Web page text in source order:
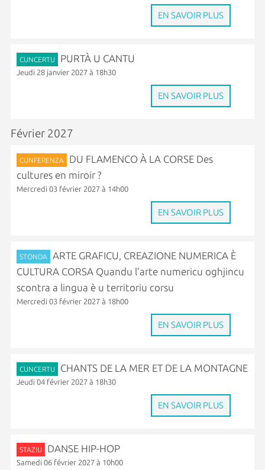
EN SAVOIR PLUS
CUNCERTU PURTÀ U CANTU
Jeudi 28 janvier 2027 à 18h30
EN SAVOIR PLUS
Février 2027
CUNFERENZA
DU FLAMENCO À LA CORSE Des
cultures en miroir ?
Mercredi 03 février 2027 à 14h00
EN SAVOIR PLUS
STONDA
ARTE GRAFICU, CREAZIONE NUMERICA È
CULTURA CORSA Quandu l’arte numericu oghjincu
scontra a lingua è u territoriu corsu
Mercredi 03 février 2027 à 18h00
EN SAVOIR PLUS
CUNCERTU CHANTS DE LA MER ET DE LA MONTAGNE
Jeudi 04 février 2027 à 18h30
EN SAVOIR PLUS
STAZIU DANSE HIP-HOP
Samedi 06 février 2027 à 10h00